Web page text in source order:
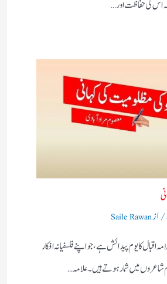
اس کی حفاظت اور…
/ ازSaile Rawan
اقبال کا یوم پیدائش ہے، جو اپنے فلسفیانہ افکار
شاعروں میں شمار ہوتے ہیں۔ علامہ…